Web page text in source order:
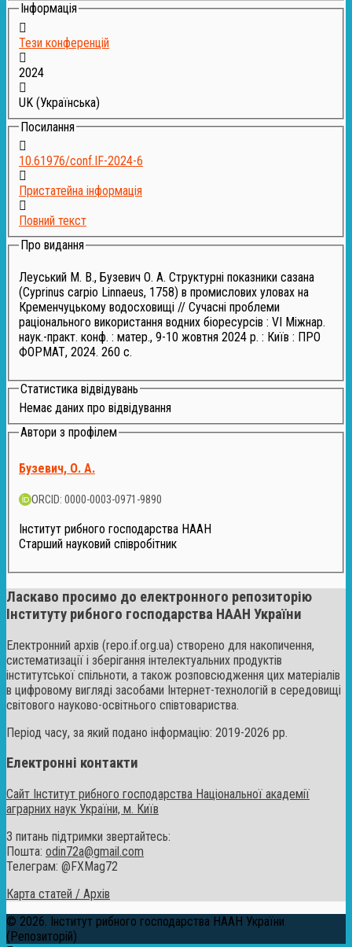
Інформація
Тези конференцій
2024
UK (Українська)
Посилання
10.61976/conf.IF-2024-6
Пристатейна інформація
Повний текст
Про видання
Леуський М. В., Бузевич О. А. Структурні показники сазана
(Cyprinus carpio Linnaeus, 1758) в промислових уловах на
Кременчуцькому водосховищі // Сучасні проблеми
раціонального використання водних біоресурсів : VI Міжнар.
наук.-практ. конф. : матер., 9-10 жовтня 2024 р. : Київ : ПРО
ФОРМАТ, 2024. 260 с.
Статистика відвідувань
Немає даних про відвідування
Автори з профілем
Бузевич, О. А.
ORCID: 0000-0003-0971-9890
Інститут рибного господарства НААН
Старший науковий співробітник
Ласкаво просимо до електронного репозиторію
Інституту рибного господарства НААН України
Електронний архів (repo.if.org.ua) створено для накопичення,
систематизації і зберігання інтелектуальних продуктів
інститутської спільноти, а також розповсюдження цих матеріалів
в цифровому вигляді засобами Інтернет-технологій в середовищі
світового науково-освітнього співтовариства.
Період часу, за який подано інформацію: 2019-2026 рр.
Електронні контакти
Сайт Інститут рибного господарства Національної академії
аграрних наук України, м. Київ
З питань підтримки звертайтесь:
Пошта: odin72a@gmail.com
Телеграм: @FXMag72
Карта статей / Архів
© 2026. Інститут рибного господарства НААН України
(Репозиторій)